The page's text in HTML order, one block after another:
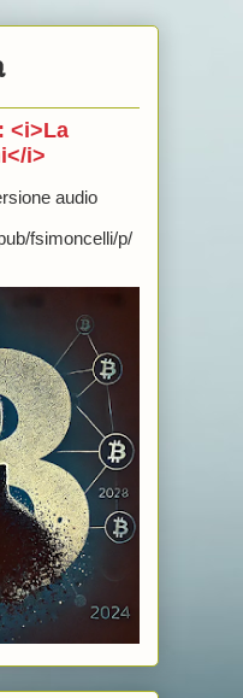
<i>La
i>
audio
fsimoncelli/p/